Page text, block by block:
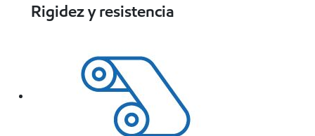
Rigidez y resistencia